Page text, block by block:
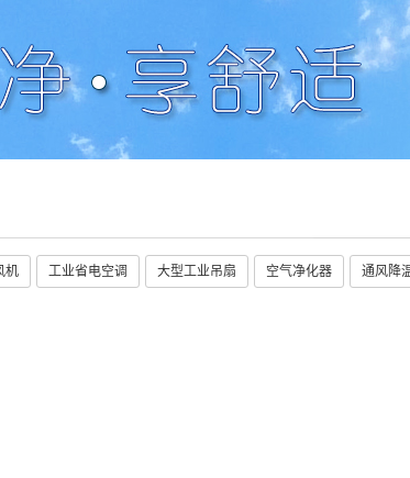
机 工业省电空调 大型工业吊扇 空气净化器 通风降